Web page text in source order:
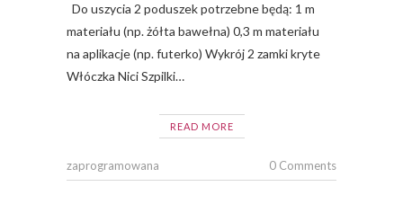
Do uszycia 2 poduszek potrzebne będą: 1 m
materiału (np. żółta bawełna) 0,3 m materiału
na aplikacje (np. futerko) Wykrój 2 zamki kryte
Włóczka Nici Szpilki…
READ MORE
zaprogramowana 0 Comments